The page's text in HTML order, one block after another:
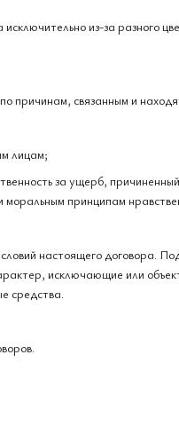
из-за разного
причинам, связанным и
лицам;
за ущерб,
моральным принципам
настоящего договора.
исключающие или
средства.